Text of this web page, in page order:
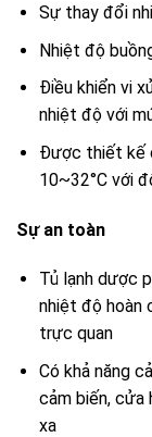
Sự thay đổi
Nhiệt độ
Điều khiển vi
nhiệt độ với
Được thiết kế
10~32°C với
Sự an toàn
Tủ lạnh dược
nhiệt độ hoàn
trực quan
Có khả năng
cảm biến, cửa
xa